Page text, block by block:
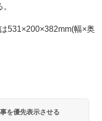
531×200×382mm(幅×奥
を優先表示させる